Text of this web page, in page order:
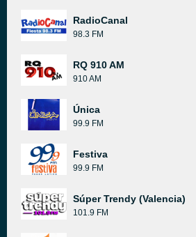
RadioCanal
98.3 FM
RQ 910 AM
910 AM
Única
99.9 FM
Festiva
99.9 FM
Súper Trendy (Valencia)
101.9 FM